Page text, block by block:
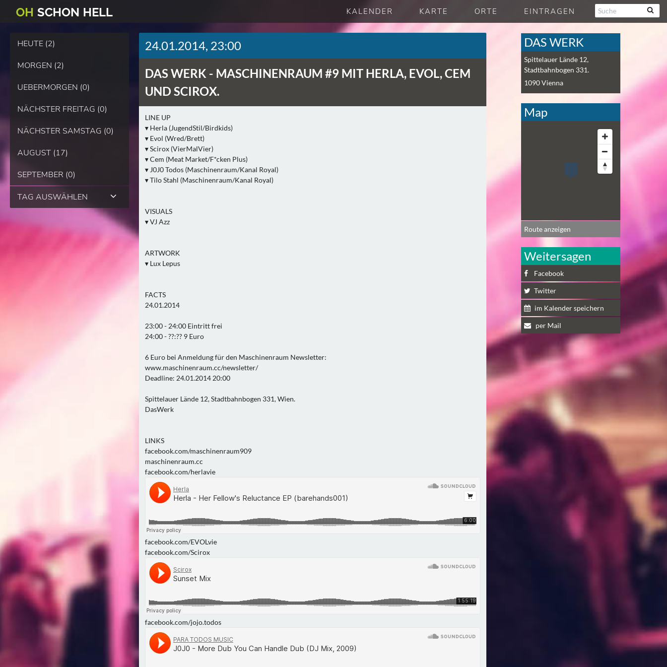
OH SCHON HELL KALENDER KARTE ORTE EINTRAGEN
HEUTE (2)
MORGEN (2)
UEBERMORGEN (0)
NÄCHSTER FREITAG (0)
NÄCHSTER SAMSTAG (0)
AUGUST (17)
SEPTEMBER (0)
TAG AUSWÄHLEN
24.01.2014, 23:00
DAS WERK - MASCHINENRAUM #9 MIT HERLA, EVOL, CEM
UND SCIROX.
LINE UP
▾ Herla (JugendStil/Birdkids)
▾ Evol (Wred/Brett)
▾ Scirox (VierMalVier)
▾ Cem (Meat Market/F*cken Plus)
▾ J0J0 Todos (Maschinenraum/Kanal Royal)
▾ Tilo Stahl (Maschinenraum/Kanal Royal)
VISUALS
▾ VJ Azz
ARTWORK
▾ Lux Lepus
FACTS
24.01.2014
23:00 - 24:00 Eintritt frei
24:00 - ??:?? 9 Euro
6 Euro bei Anmeldung für den Maschinenraum Newsletter:
www.maschinenraum.cc/newsletter/
Deadline: 24.01.2014 20:00
Spittelauer Lände 12, Stadtbahnbogen 331, Wien.
DasWerk
LINKS
facebook.com/maschinenraum909
maschinenraum.cc
facebook.com/herlavie
facebook.com/EVOLvie
facebook.com/Scirox
facebook.com/jojo.todos
DAS WERK
Spittelauer Lände 12,
Stadtbahnbogen 331.
1090Vienna
Map
Route anzeigen
Weitersagen
Facebook
Twitter
im Kalender speichern
per Mail